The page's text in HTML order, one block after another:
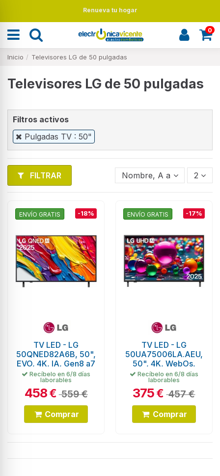
Renueva tu hogar
0
Inicio Televisores LG de 50 pulgadas
Televisores LG de 50 pulgadas
Filtros activos
Pulgadas TV : 50"
FILTRAR Nombre, A a Z 2
ENVÍO GRATIS -18%
TV LED - LG
50QNED82A6B, 50",
EVO, 4K, IA, Gen8 a7
Recíbelo en 6/8 días
laborables
458€ 559 €
Comprar
ENVÍO GRATIS -17%
TV LED - LG
50UA75006LA.AEU,
50", 4K, WebOs,
HDR
Recíbelo en 6/8 días
laborables
375€ 457 €
Comprar